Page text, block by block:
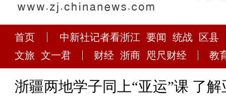
首页 中新社记者看浙江 要闻 统战
区县
文旅 文一君 财经 浙商 咫尺财经 教
浙疆两地学子同上“亚运”课 了